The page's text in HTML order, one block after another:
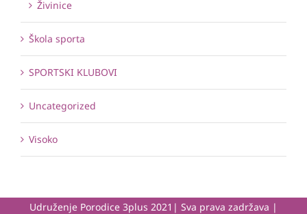
Živinice
Škola sporta
SPORTSKI KLUBOVI
Uncategorized
Visoko
Udruženje Porodice 3plus 2021| Sva prava zadržava |